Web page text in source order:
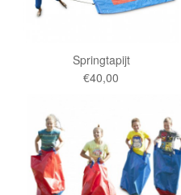
Springtapijt
€40,00